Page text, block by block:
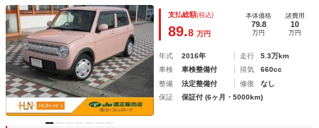
キー レーダーブレーキサポート
支払総額(税込)
89.8 万円
本体価格
79.8
万円
諸費用
10
万円
年式 2016年 走行
5.3万km
車検
車検整備付 排気
660cc
整備
法定整備付 修復
なし
保証
保証付 (6ヶ月・5000km)